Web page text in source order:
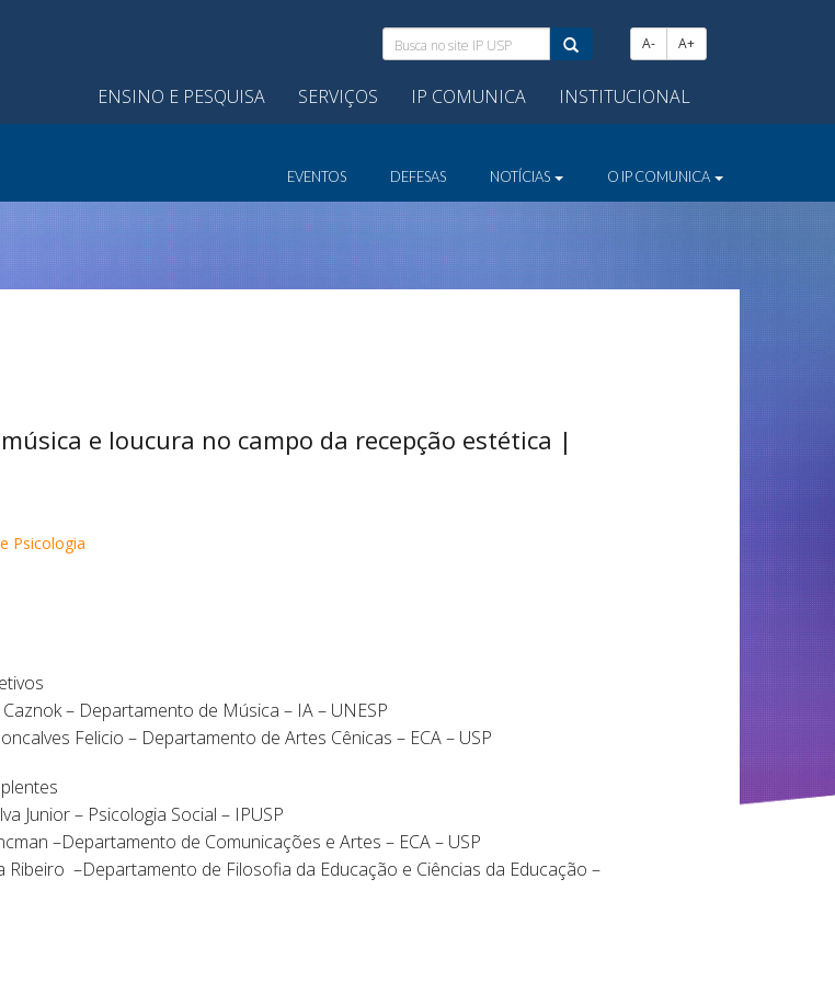
Busca
no
site
IP
A- A+
ENSINO E PESQUISA SERVIÇOS IP COMUNICA INSTITUCIONAL
EVENTOS DEFESAS NOTÍCIAS O IP COMUNICA
e loucura no campo da recepção estética |
Psicologia
– Departamento de Música – IA – UNESP
Felicio – Departamento de Artes Cênicas – ECA – USP
Junior – Psicologia Social – IPUSP
–Departamento de Comunicações e Artes – ECA – USP
Ribeiro –Departamento de Filosofia da Educação e Ciências da Educação –